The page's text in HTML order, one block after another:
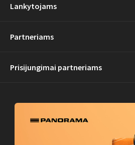
Lankytojams
Partneriams
Prisijungimai partneriams